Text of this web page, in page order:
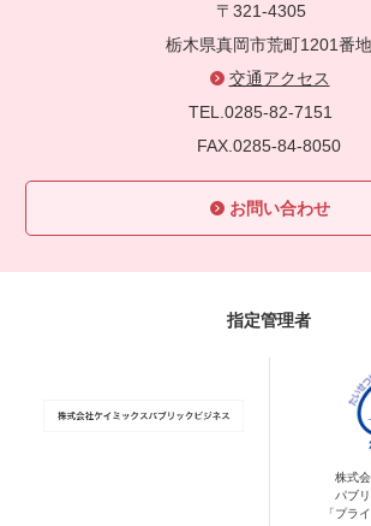
〒321-4305
栃木県真岡市荒町1201番地
交通アクセス
TEL.0285-82-7151
FAX.0285-84-8050
お問い合わせ
指定管理者
株式
パブ
「プラ